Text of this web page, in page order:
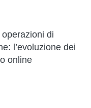
di
l’evoluzione dei
online